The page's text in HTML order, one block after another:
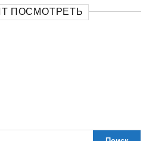
ПОСМОТРЕТЬ